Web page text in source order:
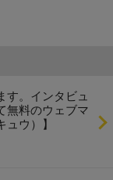
す。インタビュ
無料のウェブマ
ウ）】